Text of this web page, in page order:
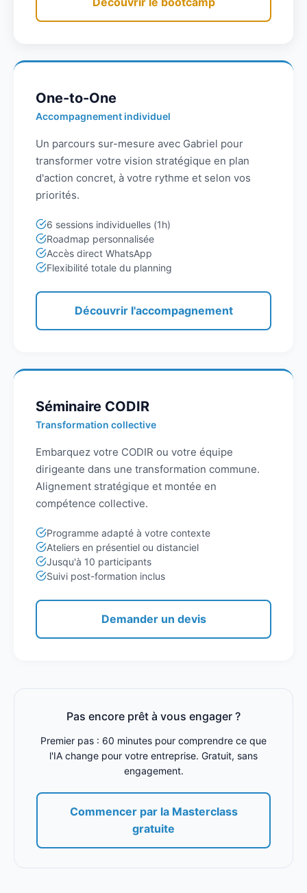
One-to-One
Accompagnement individuel
Un parcours sur-mesure avec Gabriel pour
transformer votre vision stratégique en plan
d'action concret, à votre rythme et selon vos
priorités.
6 sessions individuelles (1h)
Roadmap personnalisée
Accès direct WhatsApp
Flexibilité totale du planning
Découvrir l'accompagnement
Séminaire CODIR
Transformation collective
Embarquez votre CODIR ou votre équipe
dirigeante dans une transformation commune.
Alignement stratégique et montée en
compétence collective.
Programme adapté à votre contexte
Ateliers en présentiel ou distanciel
Jusqu'à 10 participants
Suivi post-formation inclus
Demander un devis
Pas encore prêt à vous engager ?
Premier pas : 60 minutes pour comprendre ce que
l'IA change pour votre entreprise. Gratuit, sans
engagement.
Commencer par la Masterclass
gratuite